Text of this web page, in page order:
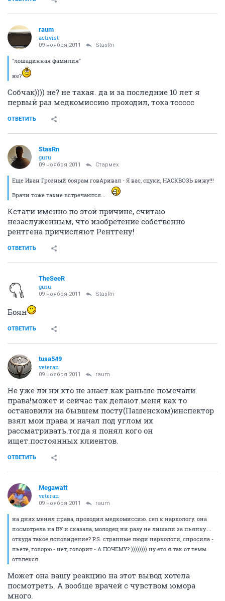
raum
activist
09 ноября 2011 StasRn
"лошадинная фамилия"
не?
Собчак)))) не? не такая. да и за последние 10 лет я
первый раз медкомиссию проходил, тока тссссс
ОТВЕТИТЬ
StasRn
guru
09 ноября 2011 Стармех
Еще Иван Грозный боярам говАривал - Я вас, сцуки, НАСКВОЗЬ вижу!!!
Врачи тоже такие встречаются...
Кстати именно по этой причине, считаю
незаслуженным, что изобретение собственно
рентгена причисляют Рентгену!
ОТВЕТИТЬ
TheSeeR
guru
09 ноября 2011 StasRn
Боян
ОТВЕТИТЬ
tusa549
veteran
09 ноября 2011 raum
Не уже ли ни кто не знает.как раньше помечали
права!может и сейчас так делают.меня как то
остановили на бывшем посту(Пашенском)инспектор
взял мои права и начал под углом их
рассматривать.тогда я понял кого он
ищет.постоянных клиентов.
ОТВЕТИТЬ
Megawatt
veteran
09 ноября 2011 raum
на днях менял права, проходил медкомиссию. сел к наркологу. она
посмотрела на ВУ и сказала, молодец ни разу не лишали за пьянку....
откуда такое ясновидение? P.S. странные люди наркологи, спросила -
пьете, говорю - нет, говорит - А ПОЧЕМУ? )))))))) ну ето я так от темы
отвлекся
Может она вашу реакцию на этот вывод хотела
посмотреть. А вообще врачей с чувством юмора
много.